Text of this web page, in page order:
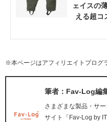
ェイスの
える超コ
※本ページはアフィリエイトプログ
筆者：Fav-Log編
さまざまな製品・サ
サイト「Fav-Log by